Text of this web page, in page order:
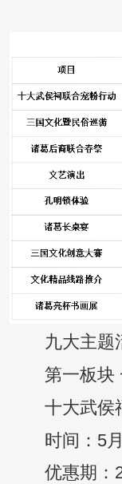
九大主题
第一板块
十大武侯
时间：5月
优惠期：